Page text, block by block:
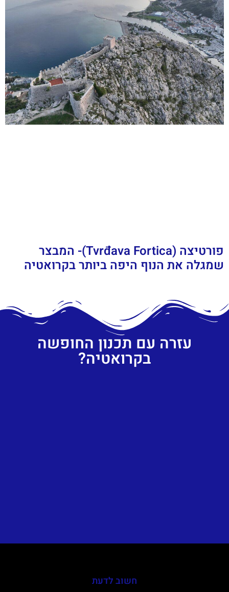
פורטיצה (Tvrđava Fortica)- המבצר
שמגלה את הנוף היפה ביותר בקרואטיה
עזרה עם תכנון החופשה
בקרואטיה?
חשוב לדעת